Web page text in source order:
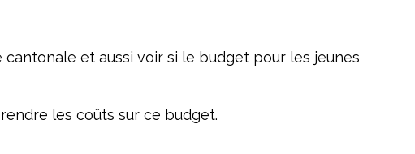
et aussi voir si le budget pour les jeunes
les coûts sur ce budget.